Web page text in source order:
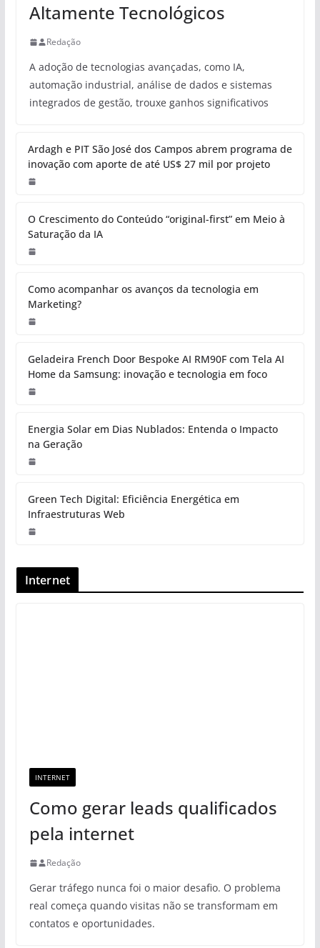
Altamente Tecnológicos
Redação
A adoção de tecnologias avançadas, como IA,
automação industrial, análise de dados e sistemas
integrados de gestão, trouxe ganhos significativos
Ardagh e PIT São José dos Campos abrem programa de
inovação com aporte de até US$ 27 mil por projeto
O Crescimento do Conteúdo “original-first” em Meio à
Saturação da IA
Como acompanhar os avanços da tecnologia em
Marketing?
Geladeira French Door Bespoke AI RM90F com Tela AI
Home da Samsung: inovação e tecnologia em foco
Energia Solar em Dias Nublados: Entenda o Impacto
na Geração
Green Tech Digital: Eficiência Energética em
Infraestruturas Web
Internet
INTERNET
Como gerar leads qualificados
pela internet
Redação
Gerar tráfego nunca foi o maior desafio. O problema
real começa quando visitas não se transformam em
contatos e oportunidades.